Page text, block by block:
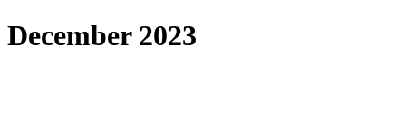
December 2023